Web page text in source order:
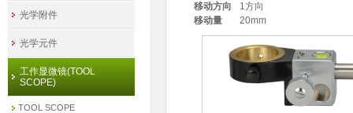
移动方向
1方向
移动量
20mm
光学附件
光学元件
工作显微镜(TOOL
SCOPE)
TOOL SCOPE